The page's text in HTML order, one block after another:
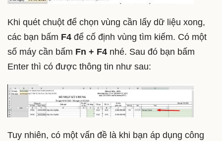
Khi quét chuột để chọn vùng cần lấy dữ liệu xong,
các bạn bấm F4 để cố định vùng tìm kiếm. Có một
số máy cần bấm Fn + F4 nhé. Sau đó bạn bấm
Enter thì có được thông tin như sau:
Tuy nhiên, có một vấn đề là khi bạn áp dụng công